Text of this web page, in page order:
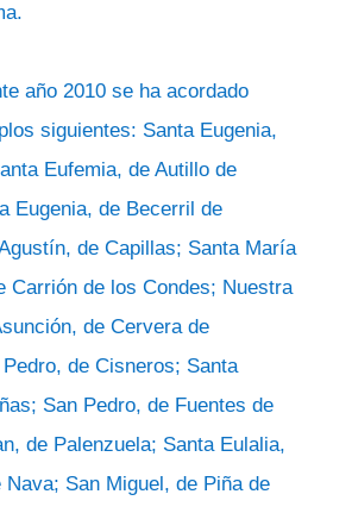
año 2010 se ha acordado
siguientes: Santa Eugenia,
Eufemia, de Autillo de
Eugenia, de Becerril de
de Capillas; Santa María
Carrión de los Condes; Nuestra
de Cervera de
de Cisneros; Santa
San Pedro, de Fuentes de
de Palenzuela; Santa Eulalia,
Nava; San Miguel, de Piña de